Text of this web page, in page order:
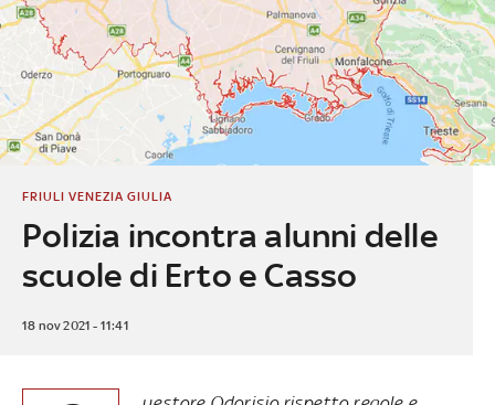
Polizia incontra alunni delle
scuole di Erto e Casso
FRIULI VENEZIA GIULIA
18 nov 2021 - 11:41